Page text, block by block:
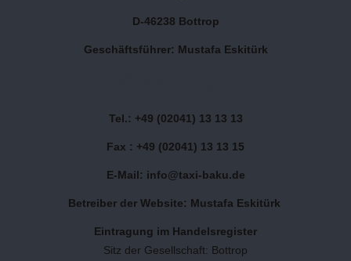
D-46238 Bottrop
Geschäftsführer: Mustafa Eskitürk
Tel.: +49 (02041) 13 13 13
Fax : +49 (02041) 13 13 15
E-Mail: info@taxi-baku.de
Betreiber der Website: Mustafa Eskitürk
Eintragung im Handelsregister
Sitz der Gesellschaft: Bottrop